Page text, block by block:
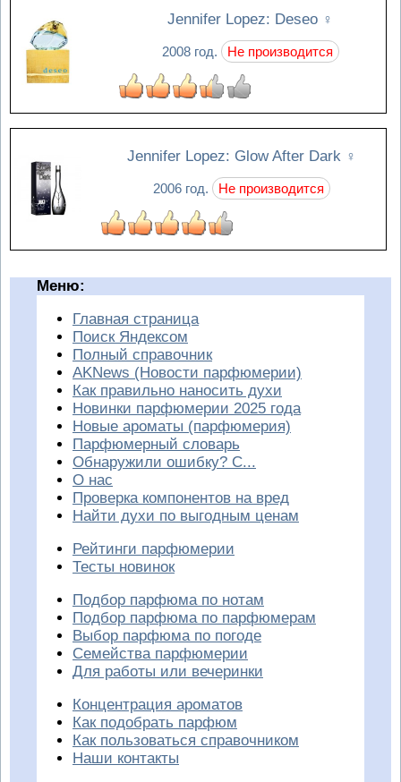
Jennifer Lopez: Deseo ♀
2008 год. Не производится
Jennifer Lopez: Glow After Dark ♀
2006 год. Не производится
Меню:
Главная страница
Поиск Яндексом
Полный справочник
AKNews (Новости парфюмерии)
Как правильно наносить духи
Новинки парфюмерии 2025 года
Новые ароматы (парфюмерия)
Парфюмерный словарь
Обнаружили ошибку? С...
О нас
Проверка компонентов на вред
Найти духи по выгодным ценам
Рейтинги парфюмерии
Тесты новинок
Подбор парфюма по нотам
Подбор парфюма по парфюмерам
Выбор парфюма по погоде
Семейства парфюмерии
Для работы или вечеринки
Концентрация ароматов
Как подобрать парфюм
Как пользоваться справочником
Наши контакты